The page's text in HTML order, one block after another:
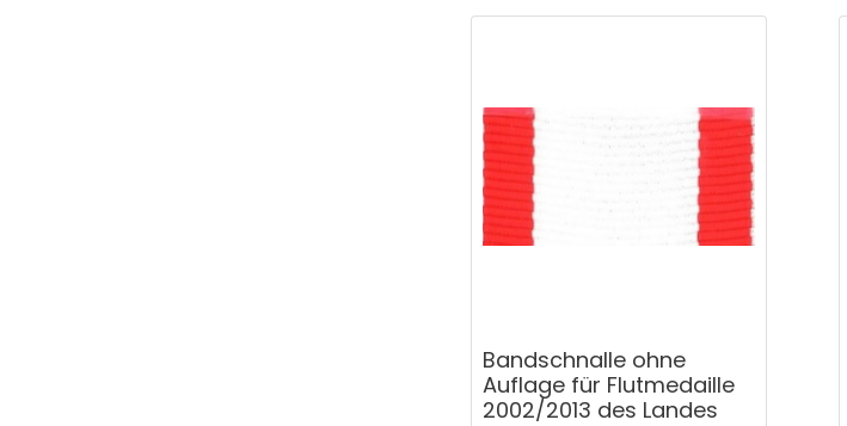
Bandschnalle ohne
Auflage für Flutmedaille
2002/2013 des Landes